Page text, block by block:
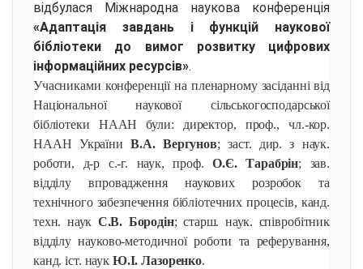
відбулася Міжнародна наукова конференція
«Адаптація завдань і функцій наукової
бібліотеки до вимог розвитку цифрових
інформаційних ресурсів».
Учасниками конференції на пленарному засіданні від
Національної наукової сільськогосподарської
бібліотеки НААН були: директор, проф., чл.-кор.
НААН УкраїниВ.А. Вергунов; заст. дир. з наук.
роботи, д-р с.-г. наук, проф.О.Є. Тарабрін; зав.
відділу впровадження наукових розробок та
технічного забезпечення бібліотечних процесів, канд.
техн. наук С.В. Бородін; старш. наук. співробітник
відділу науково-методичної роботи та реферування,
канд. іст. наук Ю.І. Лазоренко.